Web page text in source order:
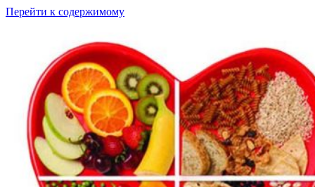
Перейти к содержимому